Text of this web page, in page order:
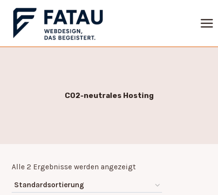
Zum
Inhalt
springen
CO2-neutrales Hosting
Alle 2 Ergebnisse werden angezeigt